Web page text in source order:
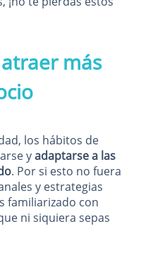
más
los hábitos de
yadaptarse a las
. Por si esto no fuera
y estrategias
familiarizado con
ni siquiera sepas